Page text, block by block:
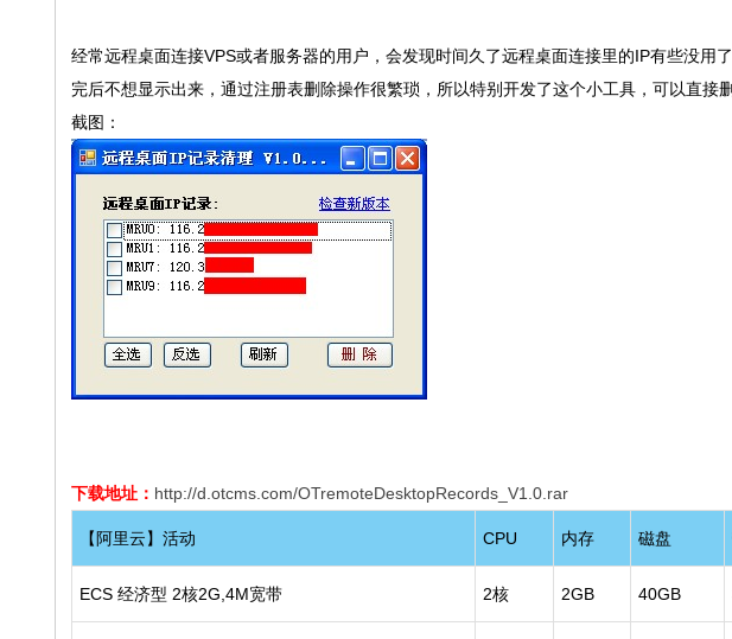
经常远程桌面连接VPS或者服务器的用户，会发现时间久了远程桌面连接里的IP有些没用
完后不想显示出来，通过注册表删除操作很繁琐，所以特别开发了这个小工具，可以直接
截图：
下载地址： http://d.otcms.com/OTremoteDesktopRecords_V1.0.rar
【阿里云】活动 CPU 内存 磁盘
ECS 经济型 2核2G,4M宽带 2核 2GB 40GB